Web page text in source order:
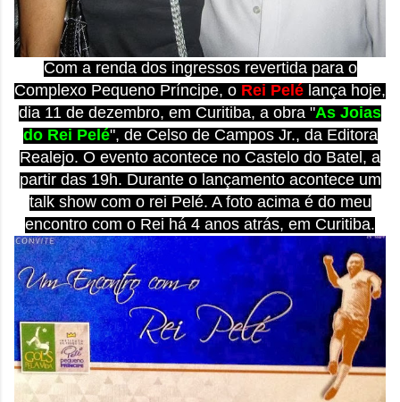
Com a renda dos ingressos revertida para o
Complexo Pequeno Príncipe, o Rei Pelé lança hoje,
dia 11 de dezembro, em Curitiba, a obra "As Joias
do Rei Pelé", de Celso de Campos Jr., da Editora
Realejo. O evento acontece no Castelo do Batel, a
partir das 19h. Durante o lançamento acontece um
talk show com o rei Pelé. A foto acima é do meu
encontro com o Rei há 4 anos atrás, em Curitiba.